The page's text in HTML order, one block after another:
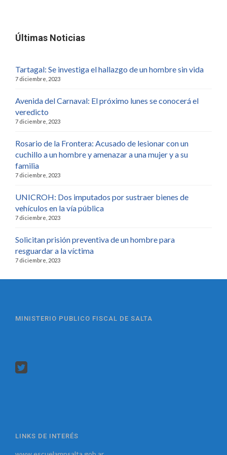
Últimas Noticias
Tartagal: Se investiga el hallazgo de un hombre sin vida
7 diciembre, 2023
Avenida del Carnaval: El próximo lunes se conocerá el
veredicto
7 diciembre, 2023
Rosario de la Frontera: Acusado de lesionar con un
cuchillo a un hombre y amenazar a una mujer y a su
familia
7 diciembre, 2023
UNICROH: Dos imputados por sustraer bienes de
vehículos en la vía pública
7 diciembre, 2023
Solicitan prisión preventiva de un hombre para
resguardar a la víctima
7 diciembre, 2023
MINISTERIO PUBLICO FISCAL DE SALTA
LINKS DE INTERÉS